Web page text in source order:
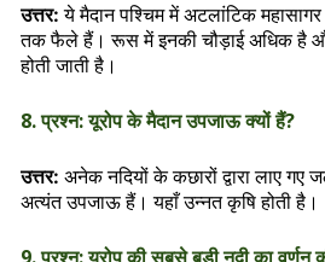
उत्तर:ये मैदान पश्चिम में अटलांटिक
तक फैले हैं। रूस में इनकी चौड़ाई अधिक है
होती जाती है।
8. प्रश्न: यूरोप के मैदान उपजाऊ क्यों हैं?
उत्तर: अनेक नदियों के कछारों द्वारा लाए गए
अत्यंत उपजाऊ हैं। यहाँ उन्नत कृषि होती है।